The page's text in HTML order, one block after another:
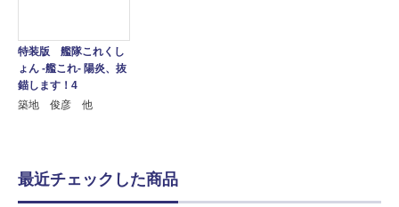
特装版 艦隊これくし
ょん -艦これ- 陽炎、抜
錨します！4
築地 俊彦 他
最近チェックした商品